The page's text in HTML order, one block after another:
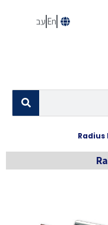
En עב